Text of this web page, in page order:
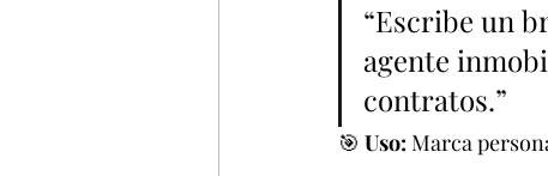
“Escribe un
agente
contratos.”
🎯 Uso: Marca